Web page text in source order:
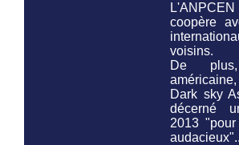
coopère
voisins.
De plus,
Dark sky
décerné
2013